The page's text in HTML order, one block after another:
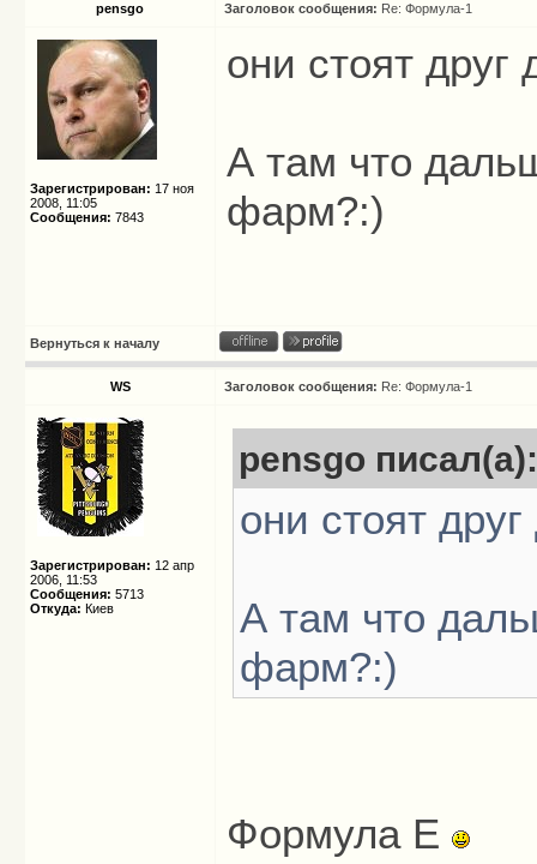
pensgo Заголовок сообщения: Re: Формула-1
Зарегистрирован: 17 ноя
2008, 11:05
Сообщения: 7843
они стоят друг
А там что
фарм?:)
Вернуться к началу
WS Заголовок сообщения: Re: Формула-1
Зарегистрирован: 12 апр
2006, 11:53
Сообщения: 5713
Откуда: Киев
pensgo писал(а):
они стоят друг
А там что
фарм?:)
Формула Е